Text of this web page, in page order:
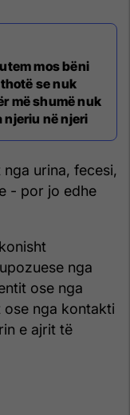
mos bëni
se nuk
më shumë nuk
në njeri
urina, fecesi,
- por jo edhe
nga
ose nga
nga kontakti
e ajrit të